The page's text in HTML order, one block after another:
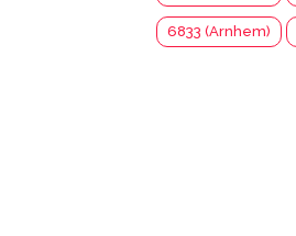
6833 (Arnhem)